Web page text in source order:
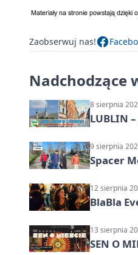
Zaobserwuj nas!
Nadchodzące
8 sierpnia
LUBLIN
9 sierpnia
Spacer
12 sierpnia
BlaBla
13 sierpnia
SEN O